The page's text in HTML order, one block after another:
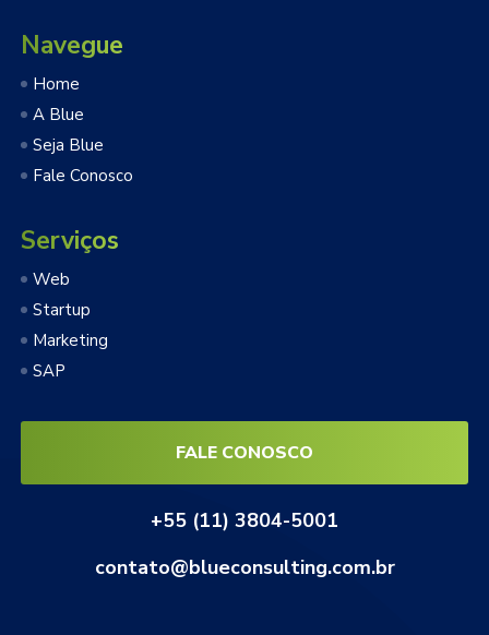
Navegue
Home
A Blue
Seja Blue
Fale Conosco
Serviços
Web
Startup
Marketing
SAP
FALE CONOSCO
+55 (11) 3804-5001
contato@blueconsulting.com.br